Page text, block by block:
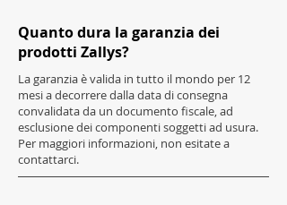
Quanto dura la garanzia dei
prodotti Zallys?
La garanzia è valida in tutto il mondo per 12
mesi a decorrere dalla data di consegna
convalidata da un documento fiscale, ad
esclusione dei componenti soggetti ad usura.
Per maggiori informazioni, non esitate a
contattarci.